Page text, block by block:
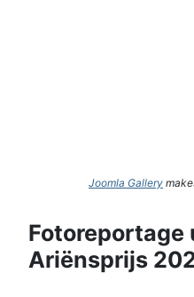
Joomla Gallery
Fotoreportage
Ariënsprijs